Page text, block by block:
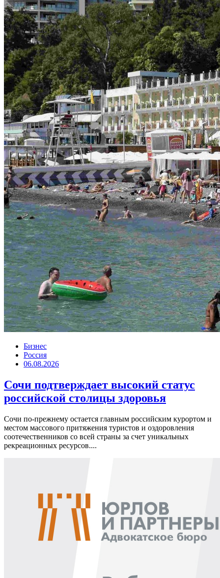
Бизнес
Россия
06.08.2026
Сочи подтверждает высокий статус
российской столицы здоровья
Сочи по-прежнему остается главным российским курортом и
местом массового притяжения туристов и оздоровления
соотечественников со всей страны за счет уникальных
рекреационных ресурсов....